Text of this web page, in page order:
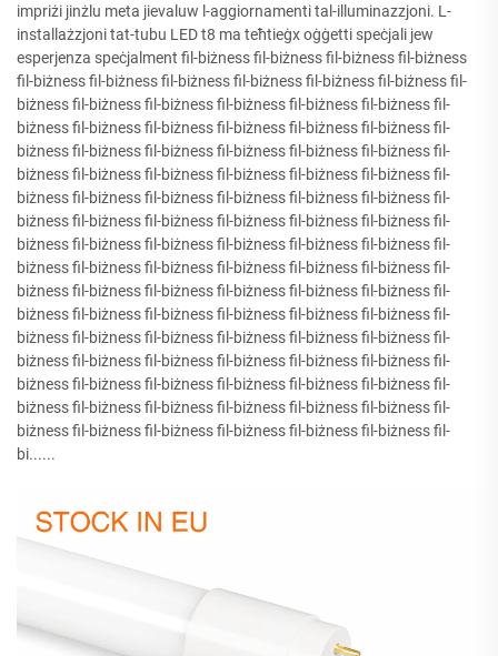
impriżi jinżlu meta jievaluw l-aggiornamenti tal-illuminazzjoni. L-
installażzjoni tat-tubu LED t8 ma teħtieġx oġġetti speċjali jew
esperjenza speċjalment fil-biżness fil-biżness fil-biżness fil-biżness
fil-biżness fil-biżness fil-biżness fil-biżness fil-biżness fil-biżness fil-
biżness fil-biżness fil-biżness fil-biżness fil-biżness fil-biżness fil-
biżness fil-biżness fil-biżness fil-biżness fil-biżness fil-biżness fil-
biżness fil-biżness fil-biżness fil-biżness fil-biżness fil-biżness fil-
biżness fil-biżness fil-biżness fil-biżness fil-biżness fil-biżness fil-
biżness fil-biżness fil-biżness fil-biżness fil-biżness fil-biżness fil-
biżness fil-biżness fil-biżness fil-biżness fil-biżness fil-biżness fil-
biżness fil-biżness fil-biżness fil-biżness fil-biżness fil-biżness fil-
biżness fil-biżness fil-biżness fil-biżness fil-biżness fil-biżness fil-
biżness fil-biżness fil-biżness fil-biżness fil-biżness fil-biżness fil-
biżness fil-biżness fil-biżness fil-biżness fil-biżness fil-biżness fil-
biżness fil-biżness fil-biżness fil-biżness fil-biżness fil-biżness fil-
biżness fil-biżness fil-biżness fil-biżness fil-biżness fil-biżness fil-
biżness fil-biżness fil-biżness fil-biżness fil-biżness fil-biżness fil-
biżness fil-biżness fil-biżness fil-biżness fil-biżness fil-biżness fil-
biżness fil-biżness fil-biżness fil-biżness fil-biżness fil-biżness fil-
bi......